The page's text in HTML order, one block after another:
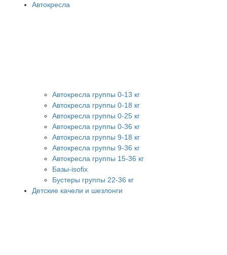
Автокресла
Автокресла группы 0-13 кг
Автокресла группы 0-18 кг
Автокресла группы 0-25 кг
Автокресла группы 0-36 кг
Автокресла группы 9-18 кг
Автокресла группы 9-36 кг
Автокресла группы 15-36 кг
Базы-isofix
Бустеры группы 22-36 кг
Детские качели и шезлонги